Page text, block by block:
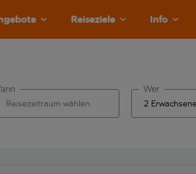
Reiseziele Info
Reisezeitraum wählen
Wer